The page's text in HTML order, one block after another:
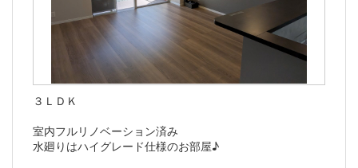
３ＬＤＫ
室内フルリノベーション済み
水廻りはハイグレード仕様のお部屋♪